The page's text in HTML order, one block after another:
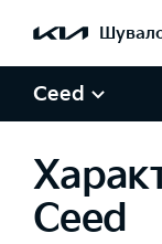
Ceed
Ceed
Коробка передач
(6AT)
Привод